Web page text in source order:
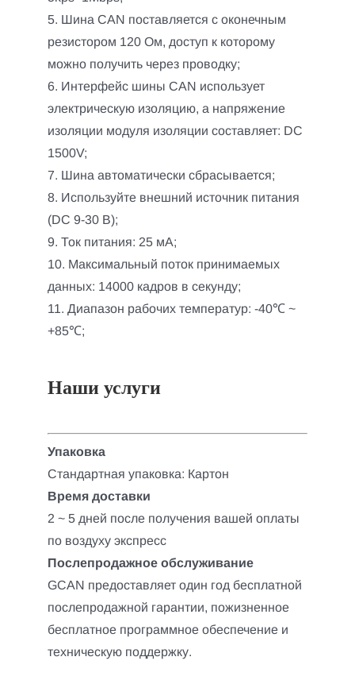
5. Шина CAN поставляется с оконечным
резистором 120 Ом, доступ к которому
можно получить через проводку;
6. Интерфейс шины CAN использует
электрическую изоляцию, а напряжение
изоляции модуля изоляции составляет: DC
1500V;
7. Шина автоматически сбрасывается;
8. Используйте внешний источник питания
(DC 9-30 В);
9. Ток питания: 25 мА;
10. Максимальный поток принимаемых
данных: 14000 кадров в секунду;
11. Диапазон рабочих температур: -40℃ ~
+85℃;
Наши услуги
Упаковка
Стандартная упаковка: Картон
Время доставки
2 ~ 5 дней после получения вашей оплаты
по воздуху экспресс
Послепродажное обслуживание
GCAN предоставляет один год бесплатной
послепродажной гарантии, пожизненное
бесплатное программное обеспечение и
техническую поддержку.